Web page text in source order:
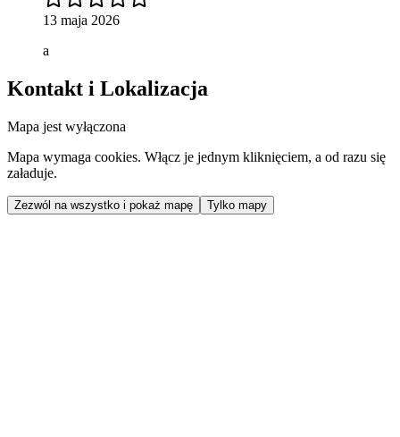
13 maja 2026
a
Kontakt i Lokalizacja
Mapa jest wyłączona
Mapa wymaga cookies. Włącz je jednym kliknięciem, a od razu się
załaduje.
Zezwól na wszystko i pokaż mapę Tylko mapy